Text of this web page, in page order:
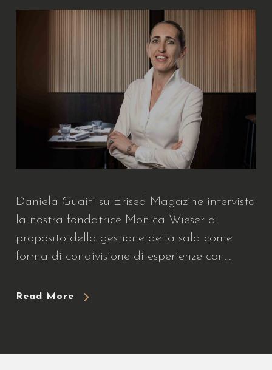
Daniela Guaiti su Erised Magazine intervista
la nostra fondatrice Monica Wieser a
proposito della gestione della sala come
forma di condivisione di esperienze con…
Read More